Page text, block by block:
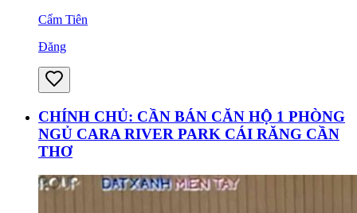
Cẩm Tiên
Đăng
CHÍNH CHỦ: CẦN BÁN CĂN HỘ 1 PHÒNG
NGỦ CARA RIVER PARK CÁI RĂNG CẦN
THƠ